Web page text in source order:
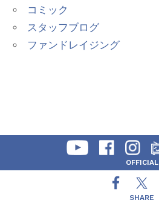
コミック
スタッフブログ
ファンドレイジング
OFFICIAL
SHARE